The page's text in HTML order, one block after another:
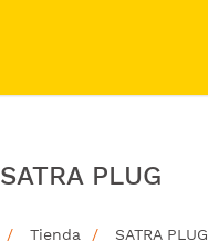
SATRA PLUG
Tienda SATRA PLUG